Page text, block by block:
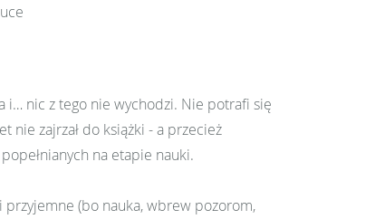
i… nic z tego nie wychodzi. Nie potrafi się
nie zajrzał do książki - a przecież
na etapie nauki.
przyjemne (bo nauka, wbrew pozorom,